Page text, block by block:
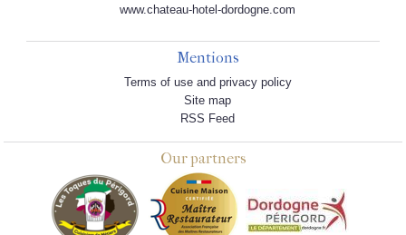
www.chateau-hotel-dordogne.com
Mentions
Terms of use and privacy policy
Site map
RSS Feed
Our partners